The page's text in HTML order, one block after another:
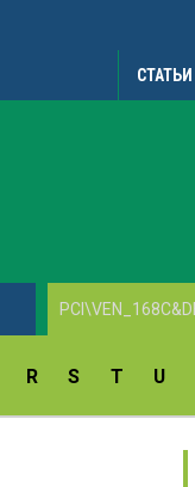
СТАТЬИ
R S T U